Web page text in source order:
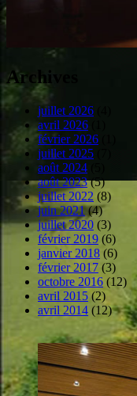
Archives
juillet 2026
avril 2026
février 2026
juillet 2025
août 2024
août 2023(5)
juillet 2022 (8)
juin 2021(4)
juillet 2020 (3)
février 2019 (6)
janvier 2018 (6)
février 2017 (3)
octobre 2016 (12)
avril 2015(2)
avril 2014 (12)